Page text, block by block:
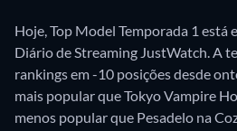
Hoje, Top Model Temporada 1 está
Diário de Streaming JustWatch. A
rankings em -10 posições desde
mais popular que Tokyo Vampire
menos popular que Pesadelo na